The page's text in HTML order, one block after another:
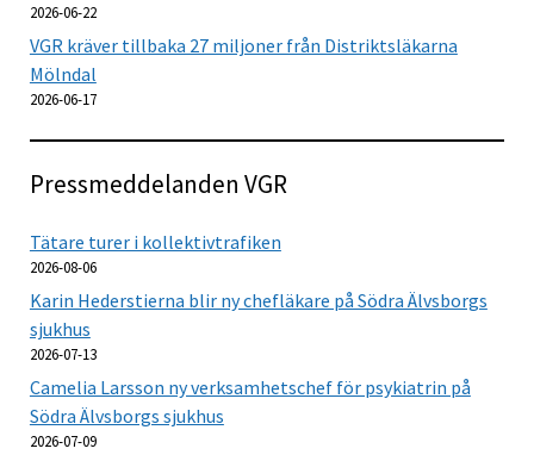
2026-06-22
VGR kräver tillbaka 27 miljoner från Distriktsläkarna
Mölndal
2026-06-17
Pressmeddelanden VGR
Tätare turer i kollektivtrafiken
2026-08-06
Karin Hederstierna blir ny chefläkare på Södra Älvsborgs
sjukhus
2026-07-13
Camelia Larsson ny verksamhetschef för psykiatrin på
Södra Älvsborgs sjukhus
2026-07-09